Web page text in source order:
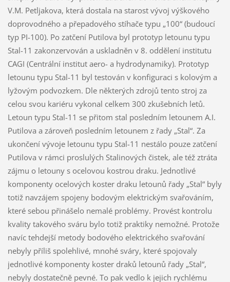
V.M. Petljakova, která dostala na starost vývoj výškového
doprovodného a přepadového stíhače typu „100“ (budoucí
typ PI-100). Po zatčení Putilova byl prototyp letounu typu
Stal-11 zakonzervován a uskladněn v 8. oddělení institutu
CAGI (Centrální institut aero- a hydrodynamiky). Prototyp
letounu typu Stal-11 byl testován v konfiguraci s kolovým a
lyžovým podvozkem. Dle některých zdrojů tento stroj za
celou svou kariéru vykonal celkem 300 zkušebních letů.
Letoun typu Stal-11 se přitom stal posledním letounem A.I.
Putilova a zároveň posledním letounem z řady „Stal“. Za
ukončení vývoje letounu typu Stal-11 nestálo pouze zatčení
Putilova v rámci proslulých Stalinových čistek, ale též ztráta
zájmu o letouny s ocelovou kostrou draku. Jednotlivé
komponenty ocelových koster draku letounů řady „Stal“ byly
totiž navzájem spojeny bodovým elektrickým svařováním,
které sebou přinášelo nemalé problémy. Provést kontrolu
kvality takového sváru bylo totiž praktiky nemožné. Protože
navíc tehdejší metody bodového elektrického svařování
nebyly příliš spolehlivé, mnohé sváry, které spojovaly
jednotlivé komponenty koster draků letounů řady „Stal“,
nebyly dostatečně pevné. To pak vedlo k jejich rychlému